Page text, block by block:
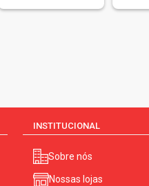
INSTITUCIONAL
Sobre nós
Nossas lojas